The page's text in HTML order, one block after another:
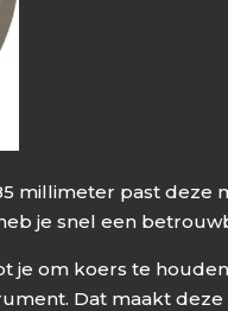
millimeter past deze
je snel een
je om koers te
Dat maakt